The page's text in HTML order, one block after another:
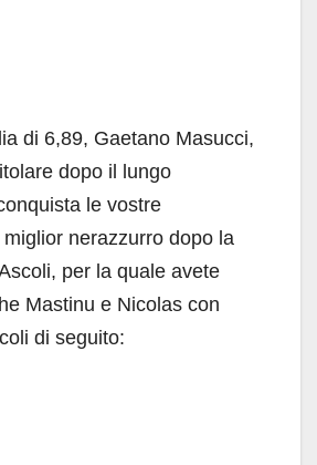
di 6,89, Gaetano Masucci,
dopo il lungo
le vostre
nerazzurro dopo la
per la quale avete
Mastinu e Nicolas con
di seguito: